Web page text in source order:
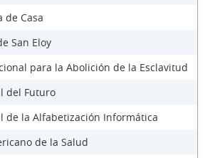
de Casa
San Eloy
para la Abolición de la Esclavitud
del Futuro
de la Alfabetización Informática
de la Salud